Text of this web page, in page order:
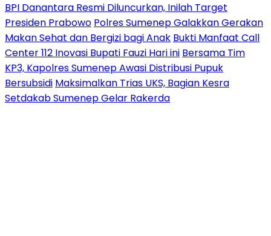
BPI Danantara Resmi Diluncurkan, Inilah Target
Presiden Prabowo Polres Sumenep Galakkan Gerakan
Makan Sehat dan Bergizi bagi Anak Bukti Manfaat Call
Center 112 Inovasi Bupati Fauzi Hari ini Bersama Tim
KP3, Kapolres Sumenep Awasi Distribusi Pupuk
Bersubsidi Maksimalkan Trias UKS, Bagian Kesra
Setdakab Sumenep Gelar Rakerda